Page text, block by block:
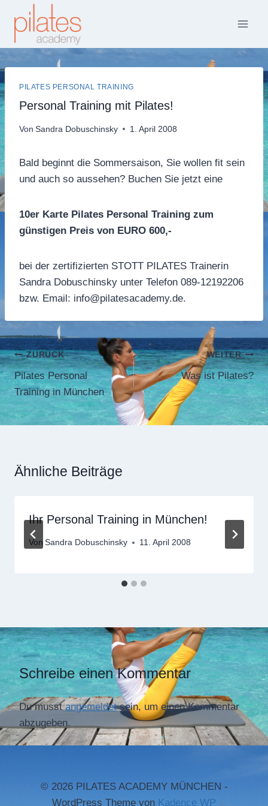
Inhalt
springen
PILATES PERSONAL TRAINING
Personal Training mit Pilates!
Von Sandra Dobuschinsky 1. April 2008
Bald beginnt die Sommersaison, Sie wollen fit sein
und auch so aussehen? Buchen Sie jetzt eine
10er Karte Pilates Personal Training zum
günstigen Preis von EURO 600,-
bei der zertifizierten STOTT PILATES Trainerin
Sandra Dobuschinsky unter Telefon 089-12192206
bzw. Email: info@pilatesacademy.de.
Beitragsnavigation
ZURÜCK
Pilates Personal
Training in München
WEITER
Was ist Pilates?
Ähnliche Beiträge
Ihr Personal Training in München!
Von Sandra Dobuschinsky 11. April 2008
Schreibe einen Kommentar
Du musstangemeldetsein, um einen Kommentar
abzugeben.
© 2026 PILATES ACADEMY MÜNCHEN -
WordPress Theme von Kadence WP